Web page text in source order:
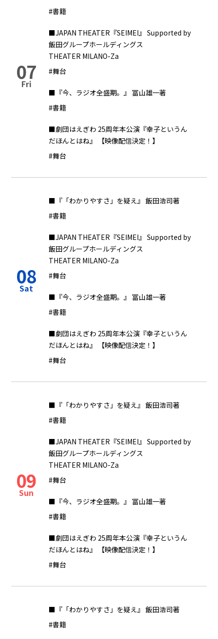
07
Fri
#書籍
■JAPAN THEATER『SEIMEI』 Supported by
飯田グループホールディングス
THEATER MILANO-Za
#舞台
■『今、ラジオ全盛期。』 冨山雄一著
#書籍
■劇団はえぎわ 25周年本公演『幸子というん
だほんとはね』 【映像配信決定！】
#舞台
08
Sat
■『「わかりやすさ」を疑え』 飯田浩司著
#書籍
■JAPAN THEATER『SEIMEI』 Supported by
飯田グループホールディングス
THEATER MILANO-Za
#舞台
■『今、ラジオ全盛期。』 冨山雄一著
#書籍
■劇団はえぎわ 25周年本公演『幸子というん
だほんとはね』 【映像配信決定！】
#舞台
09
Sun
■『「わかりやすさ」を疑え』 飯田浩司著
#書籍
■JAPAN THEATER『SEIMEI』 Supported by
飯田グループホールディングス
THEATER MILANO-Za
#舞台
■『今、ラジオ全盛期。』 冨山雄一著
#書籍
■劇団はえぎわ 25周年本公演『幸子というん
だほんとはね』 【映像配信決定！】
#舞台
■『「わかりやすさ」を疑え』 飯田浩司著
#書籍